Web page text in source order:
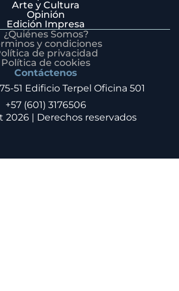
Arte y Cultura
Opinión
Edición Impresa
¿Quiénes Somos?
y condiciones
de privacidad
Política de cookies
Contáctenos
51 Edificio Terpel Oficina 501
+57 (601) 3176506
2026 | Derechos reservados